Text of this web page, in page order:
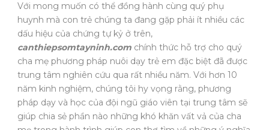
Với mong muốn có thể đồng hành cùng quý phụ
huynh mà con trẻ chúng ta đang gặp phải ít nhiều các
dấu hiệu của chứng tự kỷ ở trên,
canthiepsomtayninh.com chính thức hỗ trợ cho quý
cha mẹ phương pháp nuôi dạy trẻ em đặc biệt đã được
trung tâm nghiên cứu qua rất nhiều năm. Với hơn 10
năm kinh nghiệm, chúng tôi hy vọng rằng, phương
pháp dạy và học của đội ngũ giáo viên tại trung tâm sẽ
giúp chia sẻ phần nào những khó khăn vất vả của cha